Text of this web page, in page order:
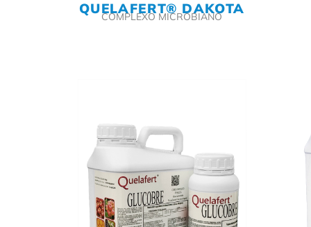
QUELAFERT® DAKOTA
COMPLEXO MICROBIANO